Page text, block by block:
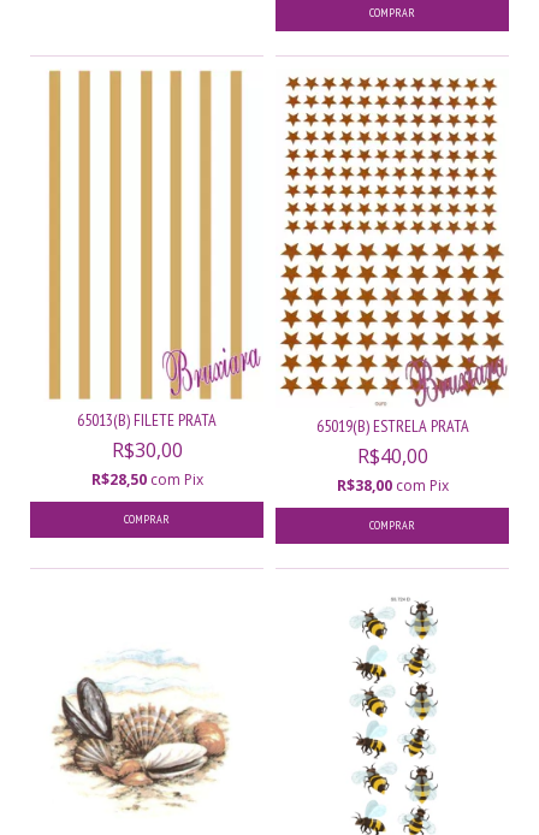
65013(B) FILETE PRATA
R$30,00
R$28,50 com Pix
65019(B) ESTRELA PRATA
R$40,00
R$38,00 com Pix